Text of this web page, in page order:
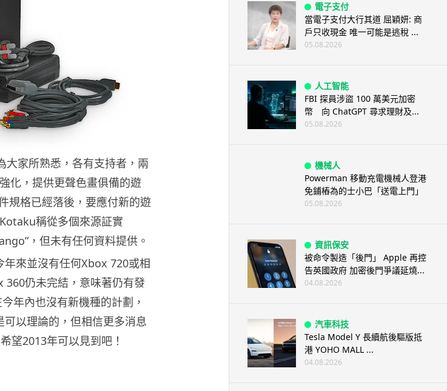
家所熟悉，各有支持者，兩
化，提供更聲色畫俱備的遊
規格已經落後，要應付新的遊
稱從多個來源証實
，但未有任何資料提供。
來並沒有任何Xbox 720或相
360仍未完結，意味著仍有發
年內也沒有新機種的計劃，
以理論的，但相信更多消息
望2013年可以見到吧！
電子支付
當電子支付大行其道 屈穎妍: 商
戶只收現金 唯一可能是逃稅 ...
05.08.2026
人工智能
FBI 探員涉盜 100 萬美元加密
幣 向 ChatGPT 尋求理財及...
05.08.2026
機械人
Powerman 移動充電機械人登港
免鋪樁為的士小巴「送電上門」
05.08.2026
資訊保安
被命令製造「後門」 Apple 再控
告英國政府 加密後門爭議延燒...
04.08.2026
汽車科技
Tesla Model Y 長續航後驅版抵
港 YOHO MALL ...
04.08.2026